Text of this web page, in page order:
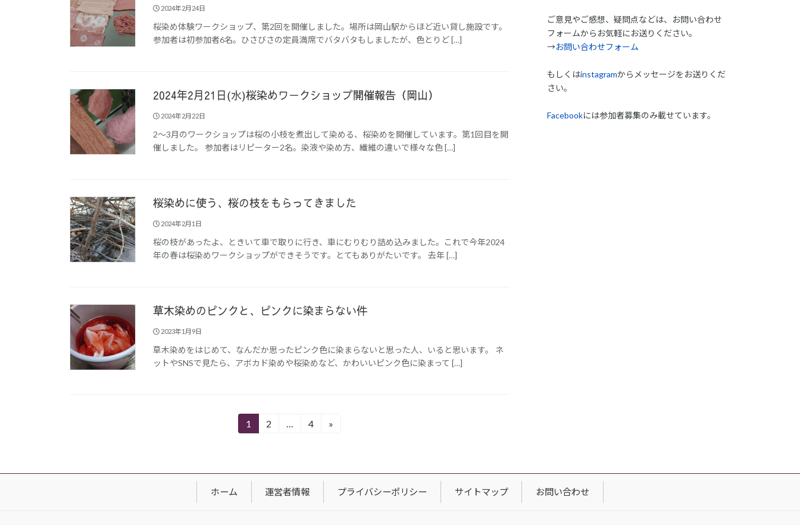
2024年2月24日
桜染め体験ワークショップ、第2回を開催しました。場所は岡山駅からほど近い貸し施設です。
参加者は初参加者6名。ひさびさの定員満席でバタバタもしましたが、色とりど […]
2024年2月21日(水)桜染めワークショップ開催報告（岡山）
2024年2月22日
2～3月のワークショップは桜の小枝を煮出して染める、桜染めを開催しています。第1回目を開
催しました。 参加者はリピーター2名。染液や染め方、繊維の違いで様々な色 […]
桜染めに使う、桜の枝をもらってきました
2024年2月1日
桜の枝があったよ、ときいて車で取りに行き、車にむりむり詰め込みました。これで今年2024
年の春は桜染めワークショップができそうです。とてもありがたいです。 去年 […]
草木染めのピンクと、ピンクに染まらない件
2023年1月9日
草木染めをはじめて、なんだか思ったピンク色に染まらないと思った人、いると思います。 ネ
ットやSNSで見たら、アボカド染めや桜染めなど、かわいいピンク色に染まって […]
固
ジ
1
固
2 …
固
4 »
ご意見やご感想、疑問点などは、お問い合わせ
フォームからお気軽にお送りください。
→お問い合わせフォーム
もしくはinstagramからメッセージをお送りくだ
さい。
Facebookには参加者募集のみ載せています。
ホーム 運営者情報 プライバシーポリシー サイトマップ お問い合わせ